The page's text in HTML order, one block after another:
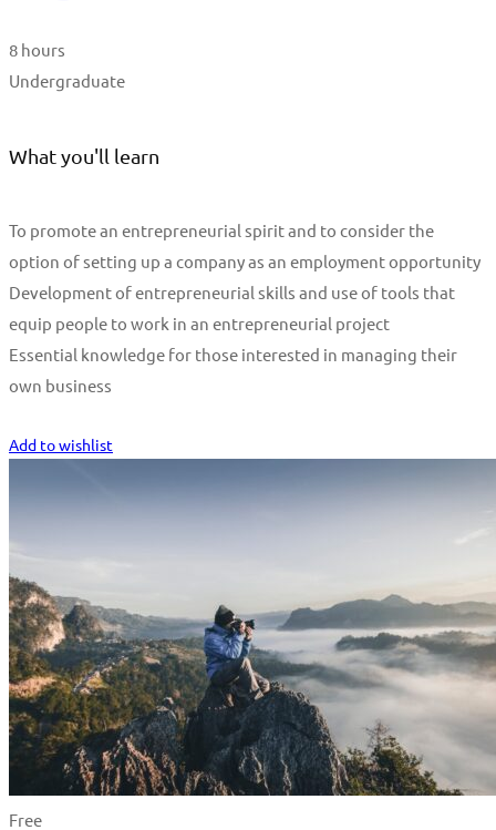
8 hours
Undergraduate
What you'll learn
To promote an entrepreneurial spirit and to consider the
option of setting up a company as an employment opportunity
Development of entrepreneurial skills and use of tools that
equip people to work in an entrepreneurial project
Essential knowledge for those interested in managing their
own business
Add to wishlist
Free